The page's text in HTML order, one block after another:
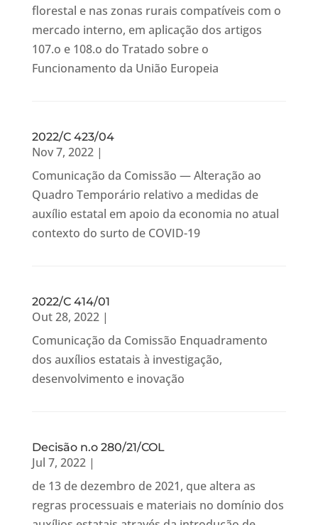
florestal e nas zonas rurais compatíveis com o
mercado interno, em aplicação dos artigos
107.o e 108.o do Tratado sobre o
Funcionamento da União Europeia
2022/C 423/04
Nov 7, 2022|
Comunicação da Comissão — Alteração ao
Quadro Temporário relativo a medidas de
auxílio estatal em apoio da economia no atual
contexto do surto de COVID-19
2022/C 414/01
Out 28, 2022|
Comunicação da Comissão Enquadramento
dos auxílios estatais à investigação,
desenvolvimento e inovação
Decisão n.o 280/21/COL
Jul 7, 2022|
de 13 de dezembro de 2021, que altera as
regras processuais e materiais no domínio dos